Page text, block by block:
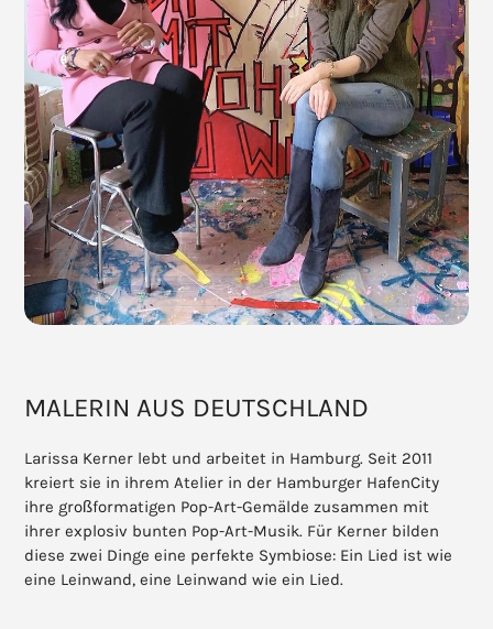
MALERIN AUS DEUTSCHLAND
Larissa Kerner lebt und arbeitet in Hamburg. Seit 2011
kreiert sie in ihrem Atelier in der Hamburger HafenCity
ihre großformatigen Pop-Art-Gemälde zusammen mit
ihrer explosiv bunten Pop-Art-Musik. Für Kerner bilden
diese zwei Dinge eine perfekte Symbiose: Ein Lied ist wie
eine Leinwand, eine Leinwand wie ein Lied.